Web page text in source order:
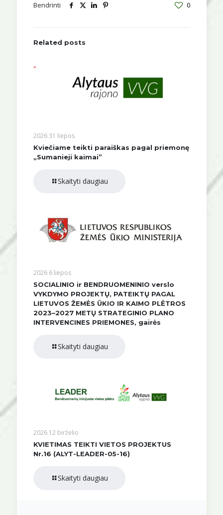
Bendrinti 0
Related posts
2026 31 liepos
Kviečiame teikti paraiškas pagal priemonę
„Sumanieji kaimai”
Skaityti daugiau
2026 6 liepos
SOCIALINIO ir BENDRUOMENINIO verslo
VYKDYMO PROJEKTŲ, PATEIKTŲ PAGAL
LIETUVOS ŽEMĖS ŪKIO IR KAIMO PLĖTROS
2023–2027 METŲ STRATEGINIO PLANO
INTERVENCINES PRIEMONES, gairės
Skaityti daugiau
2026 12 birželio
KVIETIMAS TEIKTI VIETOS PROJEKTUS
Nr.16 (ALYT-LEADER-05-16)
Skaityti daugiau